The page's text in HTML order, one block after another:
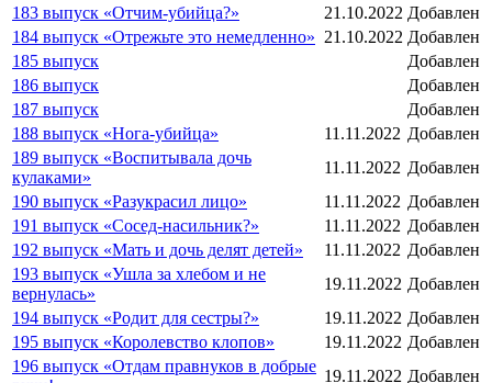
183 выпуск «Отчим-убийца?»
21.10.2022 Добавлен
184 выпуск «Отрежьте это немедленно» 21.10.2022 Добавлен
185 выпуск
Добавлен
186 выпуск
Добавлен
187 выпуск
Добавлен
188 выпуск «Нога-убийца»
11.11.2022 Добавлен
189 выпуск «Воспитывала дочь
кулаками»
11.11.2022 Добавлен
190 выпуск «Разукрасил лицо»
11.11.2022 Добавлен
191 выпуск «Сосед-насильник?»
11.11.2022 Добавлен
192 выпуск «Мать и дочь делят детей»
11.11.2022 Добавлен
193 выпуск «Ушла за хлебом и не
вернулась»
19.11.2022 Добавлен
194 выпуск «Родит для сестры?»
19.11.2022 Добавлен
195 выпуск «Королевство клопов»
19.11.2022 Добавлен
196 выпуск «Отдам правнуков в добрые
19.11.2022 Добавлен